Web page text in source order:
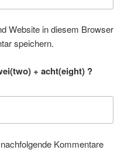
Website in diesem Browser
speichern.
+ acht(eight) ?
Kommentare